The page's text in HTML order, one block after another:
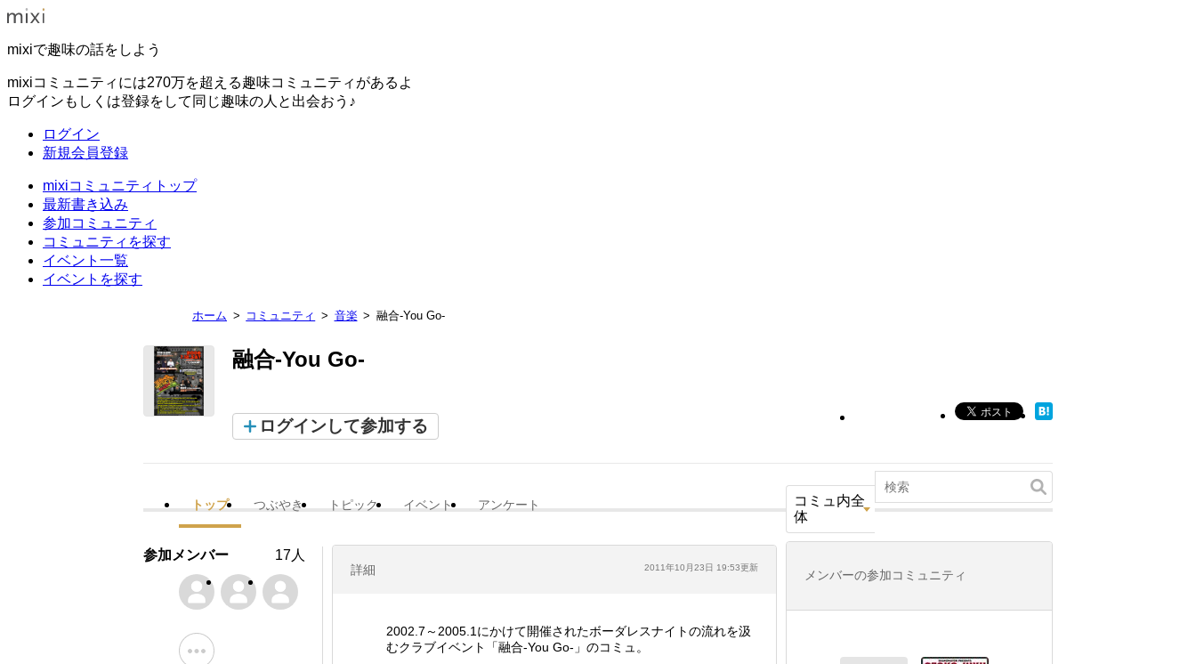
mixiで趣味の話をしよう
mixiコミュニティには270万を超える趣味コミュニティがあるよ
ログインもしくは登録をして同じ趣味の人と出会おう♪
ログイン
新規会員登録
mixiコミュニティトップ
最新書き込み
参加コミュニティ
コミュニティを探す
イベント一覧
イベントを探す
ホーム コミュニティ 音楽 融合-You Go-
融合-You Go-
ログインして参加する
トップ つぶやき トピック イベント アンケート
コミュ内全
体
詳細 2011年10月23日 19:53更新
2002.7～2005.1にかけて開催されたボーダレスナイトの流れを汲
むクラブイベント「融合-You Go-」のコミュ。
参加メンバー 17人
メンバーの参加コミュニティ